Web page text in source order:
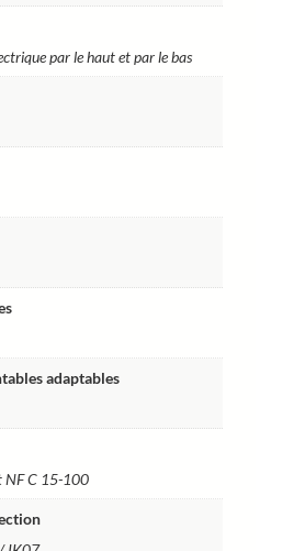
par le haut et par le bas
adaptables
NF C 15-100